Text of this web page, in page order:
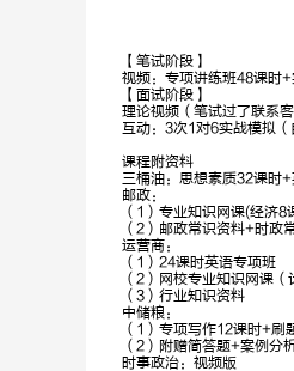
【笔试阶段】
视频：专项讲练班48课时
【面试阶段】
理论视频（笔试过了联系
互动：3次1对6实战模拟（
课程附资料
三桶油：思想素质32课时
邮政：
（1）专业知识网课(经济
（2）邮政常识资料+时政
运营商：
（1）24课时英语专项班
（2）网校专业知识网课
（3）行业知识资料
中储粮：
（1）专项写作12课时+刷
（2）附赠简答题+案例分
时事政治：视频版
石惠胜
深耕申论10
年，金句御姐